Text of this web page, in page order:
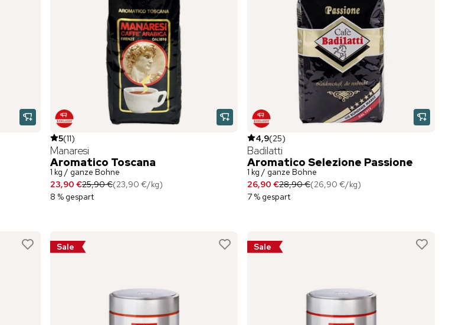
5(11)
Manaresi
Aromatico Toscana
1 kg / ganze Bohne
23,90 €25,90 €(23,90 €/kg)
8 % gespart
4,9(25)
Badilatti
Aromatico Selezione Passione
1 kg / ganze Bohne
26,90 €28,90 €(26,90 €/kg)
7 % gespart
Sale Sale